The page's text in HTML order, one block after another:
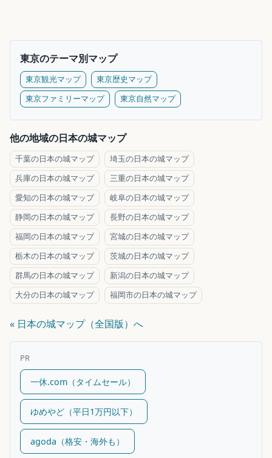
東京のテーマ別マップ
東京観光マップ
東京歴史マップ
東京ファミリーマップ
東京自然マップ
他の地域の日本の城マップ
千葉の日本の城マップ
埼玉の日本の城マップ
兵庫の日本の城マップ
三重の日本の城マップ
愛知の日本の城マップ
岐阜の日本の城マップ
静岡の日本の城マップ
長野の日本の城マップ
福岡の日本の城マップ
宮城の日本の城マップ
栃木の日本の城マップ
茨城の日本の城マップ
群馬の日本の城マップ
新潟の日本の城マップ
大分の日本の城マップ
福岡市の日本の城マップ
« 日本の城マップ（全国版）へ
PR
一休.com（タイムセール）
ゆめやど（平日1万円以下）
agoda（格安・海外も）